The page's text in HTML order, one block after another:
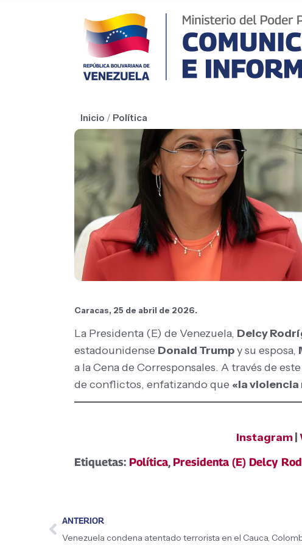
Inicio / Política
Caracas, 25 de abril de 2026.
La Presidenta (E) de Venezuela, Delcy
estadounidense Donald Trumpy su esposa,
a la Cena de Corresponsales. A través de
de conflictos, enfatizando que «la violencia
Instagram|
Etiquetas: Política, Presidenta (E) Delcy
ANTERIOR
Venezuela condena atentado terrorista en el Cauca,